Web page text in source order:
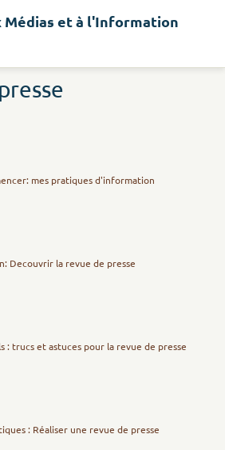
Médias et à l'Information
mes pratiques d'information
Decouvrir la revue de presse
: trucs et astuces pour la revue de presse
: Réaliser une revue de presse